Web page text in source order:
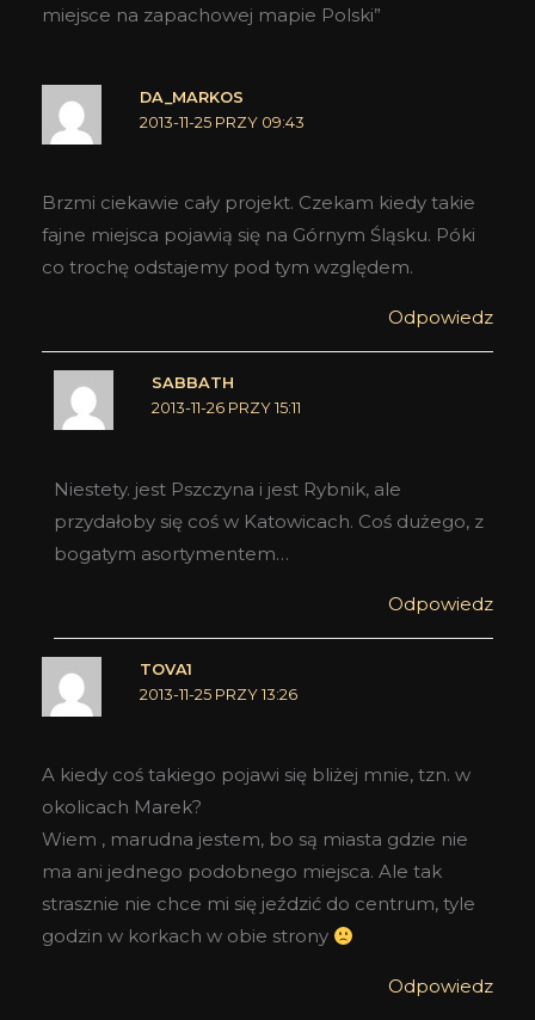
miejsce na zapachowej mapie Polski”
DA_MARKOS
2013-11-25 PRZY 09:43
Brzmi ciekawie cały projekt. Czekam kiedy takie
fajne miejsca pojawią się na Górnym Śląsku. Póki
co trochę odstajemy pod tym względem.
Odpowiedz
SABBATH
2013-11-26 PRZY 15:11
Niestety. jest Pszczyna i jest Rybnik, ale
przydałoby się coś w Katowicach. Coś dużego, z
bogatym asortymentem…
Odpowiedz
TOVA1
2013-11-25 PRZY 13:26
A kiedy coś takiego pojawi się bliżej mnie, tzn. w
okolicach Marek?
Wiem , marudna jestem, bo są miasta gdzie nie
ma ani jednego podobnego miejsca. Ale tak
strasznie nie chce mi się jeździć do centrum, tyle
godzin w korkach w obie strony
Odpowiedz